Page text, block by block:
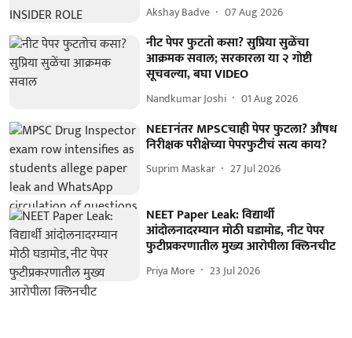
Akshay Badve 07 Aug 2026
नीट पेपर फुटतो कसा? सुप्रिया सुळेंचा
आक्रमक सवाल; सरकारला या २ गोष्टी
सूचवल्या, बघा VIDEO
Nandkumar Joshi 01 Aug 2026
NEETनंतर MPSCचाही पेपर फुटला? औषध
निरीक्षक परीक्षेच्या पेपरफुटीचं सत्य काय?
Suprim Maskar 27 Jul 2026
NEET Paper Leak: विद्यार्थी
आंदोलनादरम्यान मोठी घडामोड, नीट पेपर
फुटीप्रकरणातील मुख्य आरोपीला क्लिनचीट
Priya More 23 Jul 2026